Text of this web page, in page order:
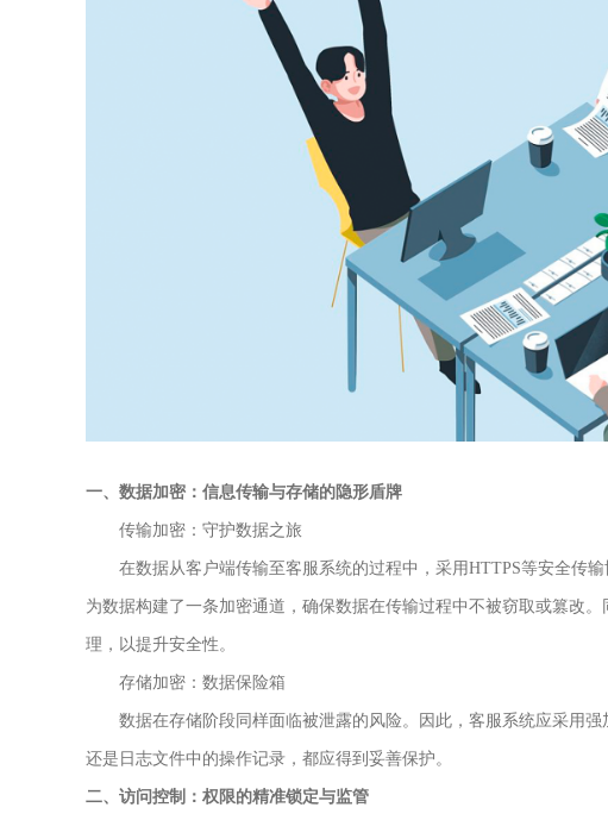
一、数据加密：信息传输与存储的隐形盾牌
传输加密：守护数据之旅
在数据从客户端传输至客服系统的过程中，采用HTTPS等安全传输
为数据构建了一条加密通道，确保数据在传输过程中不被窃取或篡改
理，以提升安全性。
存储加密：数据保险箱
数据在存储阶段同样面临被泄露的风险。因此，客服系统应采用强
还是日志文件中的操作记录，都应得到妥善保护。
二、访问控制：权限的精准锁定与监管